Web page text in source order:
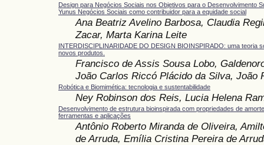
Design para Negócios Sociais nos Objetivos para o Desenvolvimento
Yunus Negócios Sociais como contribuidor para a equidade social
Ana Beatriz Avelino Barbosa, Claudia
Zacar, Marta Karina Leite
INTERDISCIPLINARIDADE DO DESIGN BIOINSPIRADO: uma teoria
novos produtos.
Francisco de Assis Sousa Lobo,
João Carlos Riccó Plácido da Silva, João
Robótica e Biomimética: tecnologia e sustentabilidade
Ney Robinson dos Reis, Lucia Helena
Desenvolvimento de estrutura bioinspirada com propriedades de
ferramentas e aplicações
Antônio Roberto Miranda de Oliveira,
de Arruda, Emília Cristina Pereira de